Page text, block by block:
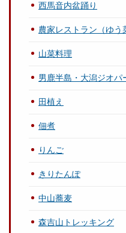
西馬音内盆踊り
農家レストラン（ゆう
山菜料理
男鹿半島・大潟ジオパ
田植え
佃煮
りんご
きりたんぽ
中山蕎麦
森吉山トレッキング